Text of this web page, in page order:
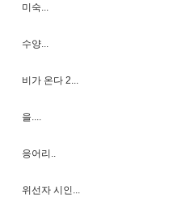
미 숙...
수양...
비 가 온다 2...
을....
응어 리 ..
위 선자 시 인...